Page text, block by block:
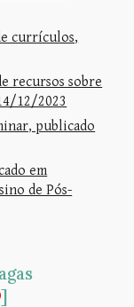
currículos,
recursos sobre
12/2023
publicado
em
de Pós-
]